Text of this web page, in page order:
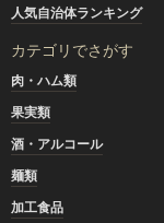
人気自治体ランキング
カテゴリでさがす
肉・ハム類
果実類
酒・アルコール
麺類
加工食品